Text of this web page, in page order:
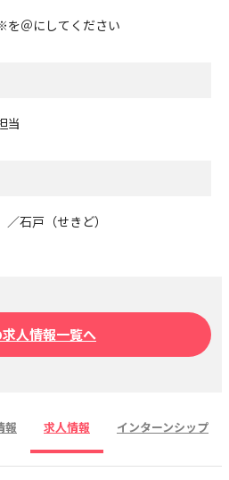
＠にしてください
当
石戸（せきど）
人情報一覧へ
報 求人情報 インターンシップ